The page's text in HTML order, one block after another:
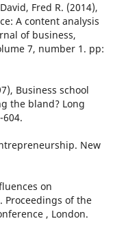
Fred R. (2014),
A content analysis
of business,
7, number 1. pp:
Business school
the bland? Long
604.
New
on
Proceedings of the
, London.